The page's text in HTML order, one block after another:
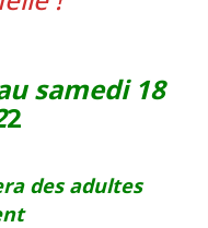
samedi 18
2
des adultes